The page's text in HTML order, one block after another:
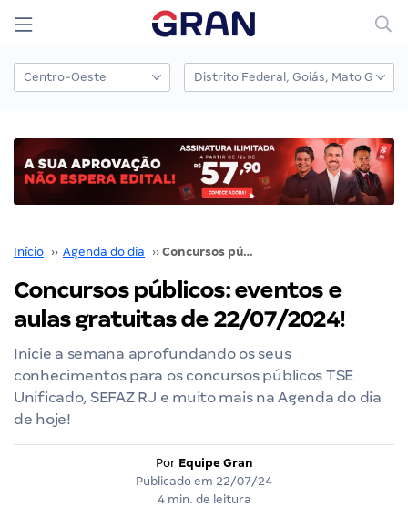
Início ›› Agenda do dia ›› Concursos públicos: eventos e aulas gratuitas de 22/07/2024!
Concursos públicos: eventos e
aulas gratuitas de 22/07/2024!
Inicie a semana aprofundando os seus
conhecimentos para os concursos públicos TSE
Unificado, SEFAZ RJ e muito mais na Agenda do dia
de hoje!
Por Equipe Gran
Publicado em 22/07/24
4 min. de leitura